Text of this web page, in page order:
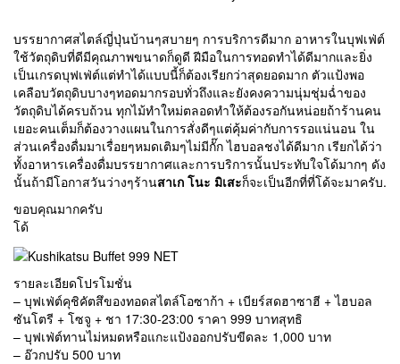
บรรยากาศสไตล์ญี่ปุ่นบ้านๆสบายๆ การบริการดีมาก อาหารในบุฟเฟ่ต์
ใช้วัตถุดิบที่ดีมีคุณภาพขนาดก็ดูดี ฝีมือในการทอดทำได้ดีมากและยิ่ง
เป็นเกรดบุฟเฟ่ต์แต่ทำได้แบบนี้ก็ต้องเรียกว่าสุดยอดมาก ตัวแป้งพอ
เคลือบวัตถุดิบบางๆทอดมากรอบทั่วถึงและยังคงความนุ่มชุ่มฉ่ำของ
วัตถุดิบได้ครบถ้วน ทุกไม้ทำใหม่ตลอดทำให้ต้องรอกันหน่อยถ้าร้านคน
เยอะคนเต็มก็ต้องวางแผนในการสั่งดีๆแต่คุ้มค่ากับการรอแน่นอน ใน
ส่วนเครื่องดื่มมาเรื่อยๆหมดเติมๆไม่มีกั๊ก ไฮบอลชงได้ดีมาก เรียกได้ว่า
ทั้งอาหารเครื่องดื่มบรรยากาศและการบริการนั้นประทับใจโด้มากๆ ดัง
นั้นถ้ามีโอกาสวันว่างๆร้านสาเก โนะ มิเสะก็จะเป็นอีกที่ที่โด้จะมาครับ.
ขอบคุณมากครับ
โด้
รายละเอียดโปรโมชั่น
– บุฟเฟ่ต์คุชิคัตสึของทอดสไตล์โอซาก้า + เบียร์สดฮาซาฮี + ไฮบอล
ซันโตรี + โซจู + ชา 17:30-23:00 ราคา 999 บาทสุทธิ
– บุฟเฟ่ต์ทานไม่หมดหรือแกะแป้งออกปรับขีดละ 1,000 บาท
– อ๊วกปรับ 500 บาท